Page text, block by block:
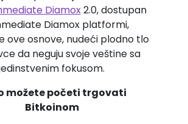
Diamox2.0, dostupan
Diamox platformi,
ove osnove, nudeći plodno tlo
da neguju svoje veštine sa
fokusom.
možete početi trgovati
Bitkoinom